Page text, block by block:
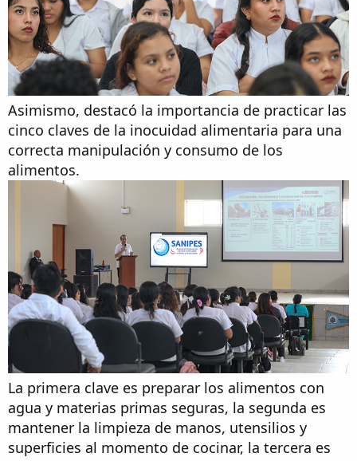
Asimismo, destacó la importancia de practicar las
cinco claves de la inocuidad alimentaria para una
correcta manipulación y consumo de los
alimentos.
La primera clave es preparar los alimentos con
agua y materias primas seguras, la segunda es
mantener la limpieza de manos, utensilios y
superficies al momento de cocinar, la tercera es